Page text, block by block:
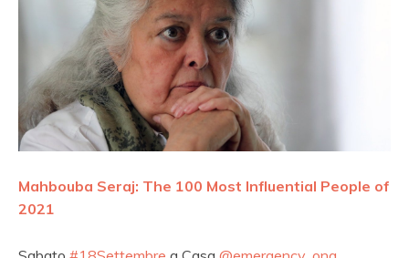
Mahbouba Seraj: The 100 Most Influential People of
2021